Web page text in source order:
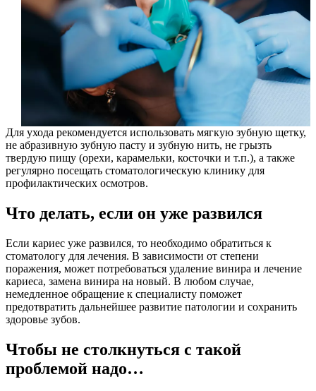
Для ухода рекомендуется использовать мягкую зубную щетку,
не абразивную зубную пасту и зубную нить, не грызть
твердую пищу (орехи, карамельки, косточки и т.п.), а также
регулярно посещать стоматологическую клинику для
профилактических осмотров.
Что делать, если он уже развился
Если кариес уже развился, то необходимо обратиться к
стоматологу для лечения. В зависимости от степени
поражения, может потребоваться удаление винира и лечение
кариеса, замена винира на новый. В любом случае,
немедленное обращение к специалисту поможет
предотвратить дальнейшее развитие патологии и сохранить
здоровье зубов.
Чтобы не столкнуться с такой
проблемой надо…